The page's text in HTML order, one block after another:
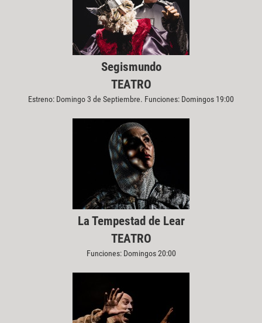
Segismundo
TEATRO
Estreno: Domingo 3 de Septiembre. Funciones: Domingos 19:00
La Tempestad de Lear
TEATRO
Funciones: Domingos 20:00